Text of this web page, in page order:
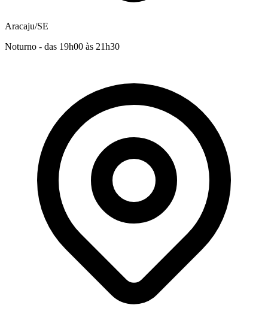
Aracaju/SE
Noturno - das 19h00 às 21h30